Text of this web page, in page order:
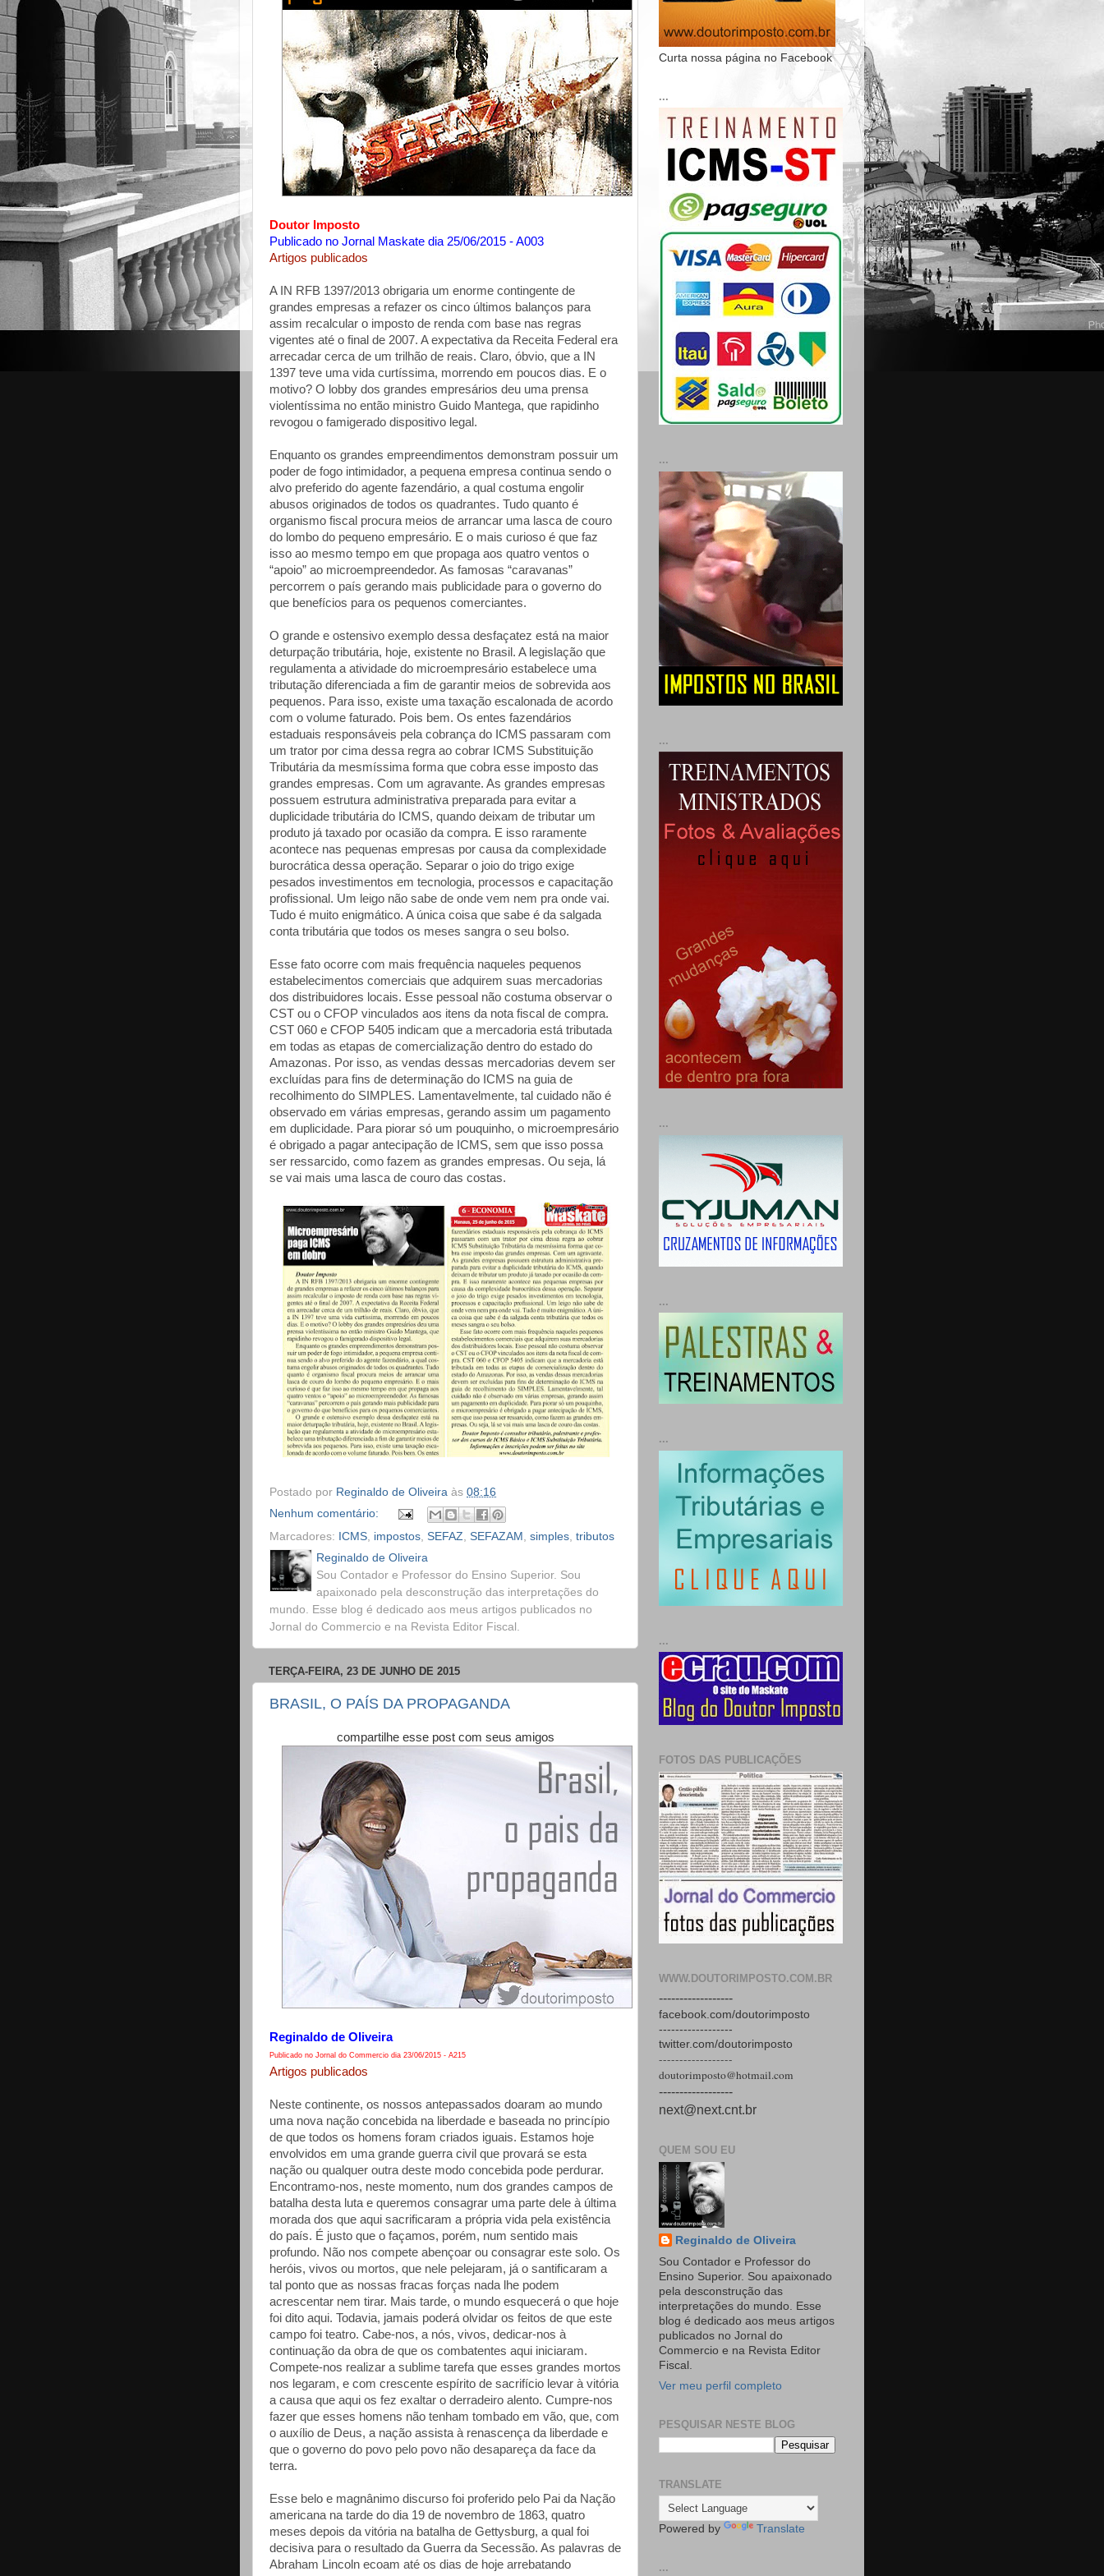
Doutor Imposto
Publicado no Jornal Maskate dia 25/06/2015 - A003
Artigos publicados
A IN RFB 1397/2013 obrigaria um enorme contingente de
grandes empresas a refazer os cinco últimos balanços para
assim recalcular o imposto de renda com base nas regras
vigentes até o final de 2007. A expectativa da Receita Federal era
arrecadar cerca de um trilhão de reais. Claro, óbvio, que a IN
1397 teve uma vida curtíssima, morrendo em poucos dias. E o
motivo? O lobby dos grandes empresários deu uma prensa
violentíssima no então ministro Guido Mantega, que rapidinho
revogou o famigerado dispositivo legal.
Enquanto os grandes empreendimentos demonstram possuir um
poder de fogo intimidador, a pequena empresa continua sendo o
alvo preferido do agente fazendário, a qual costuma engolir
abusos originados de todos os quadrantes. Tudo quanto é
organismo fiscal procura meios de arrancar uma lasca de couro
do lombo do pequeno empresário. E o mais curioso é que faz
isso ao mesmo tempo em que propaga aos quatro ventos o
“apoio” ao microempreendedor. As famosas “caravanas”
percorrem o país gerando mais publicidade para o governo do
que benefícios para os pequenos comerciantes.
O grande e ostensivo exemplo dessa desfaçatez está na maior
deturpação tributária, hoje, existente no Brasil. A legislação que
regulamenta a atividade do microempresário estabelece uma
tributação diferenciada a fim de garantir meios de sobrevida aos
pequenos. Para isso, existe uma taxação escalonada de acordo
com o volume faturado. Pois bem. Os entes fazendários
estaduais responsáveis pela cobrança do ICMS passaram com
um trator por cima dessa regra ao cobrar ICMS Substituição
Tributária da mesmíssima forma que cobra esse imposto das
grandes empresas. Com um agravante. As grandes empresas
possuem estrutura administrativa preparada para evitar a
duplicidade tributária do ICMS, quando deixam de tributar um
produto já taxado por ocasião da compra. E isso raramente
acontece nas pequenas empresas por causa da complexidade
burocrática dessa operação. Separar o joio do trigo exige
pesados investimentos em tecnologia, processos e capacitação
profissional. Um leigo não sabe de onde vem nem pra onde vai.
Tudo é muito enigmático. A única coisa que sabe é da salgada
conta tributária que todos os meses sangra o seu bolso.
Esse fato ocorre com mais frequência naqueles pequenos
estabelecimentos comerciais que adquirem suas mercadorias
dos distribuidores locais. Esse pessoal não costuma observar o
CST ou o CFOP vinculados aos itens da nota fiscal de compra.
CST 060 e CFOP 5405 indicam que a mercadoria está tributada
em todas as etapas de comercialização dentro do estado do
Amazonas. Por isso, as vendas dessas mercadorias devem ser
excluídas para fins de determinação do ICMS na guia de
recolhimento do SIMPLES. Lamentavelmente, tal cuidado não é
observado em várias empresas, gerando assim um pagamento
em duplicidade. Para piorar só um pouquinho, o microempresário
é obrigado a pagar antecipação de ICMS, sem que isso possa
ser ressarcido, como fazem as grandes empresas. Ou seja, lá
se vai mais uma lasca de couro das costas.
Postado por Reginaldo de Oliveira às 08:16
Nenhum comentário:
Marcadores: ICMS impostos SEFAZ SEFAZAM simples tributos
Reginaldo de Oliveira
Sou Contador e Professor do Ensino Superior. Sou
apaixonado pela desconstrução das interpretações do
mundo. Esse blog é dedicado aos meus artigos publicados no
Jornal do Commercio e na Revista Editor Fiscal.
TERÇA-FEIRA, 23 DE JUNHO DE 2015
BRASIL, O PAÍS DA PROPAGANDA
compartilhe esse post com seus amigos
Reginaldo de Oliveira
Publicado no Jornal do Commercio dia 23/06/2015 - A215
Artigos publicados
Neste continente, os nossos antepassados doaram ao mundo
uma nova nação concebida na liberdade e baseada no princípio
de que todos os homens foram criados iguais. Estamos hoje
envolvidos em uma grande guerra civil que provará se esta
nação ou qualquer outra deste modo concebida pode perdurar.
Encontramo-nos, neste momento, num dos grandes campos de
batalha desta luta e queremos consagrar uma parte dele à última
morada dos que aqui sacrificaram a própria vida pela existência
do país. É justo que o façamos, porém, num sentido mais
profundo. Não nos compete abençoar ou consagrar este solo. Os
heróis, vivos ou mortos, que nele pelejaram, já o santificaram a
tal ponto que as nossas fracas forças nada lhe podem
acrescentar nem tirar. Mais tarde, o mundo esquecerá o que hoje
foi dito aqui. Todavia, jamais poderá olvidar os feitos de que este
campo foi teatro. Cabe-nos, a nós, vivos, dedicar-nos à
continuação da obra de que os combatentes aqui iniciaram.
Compete-nos realizar a sublime tarefa que esses grandes mortos
nos legaram, e com crescente espírito de sacrifício levar à vitória
a causa que aqui os fez exaltar o derradeiro alento. Cumpre-nos
fazer que esses homens não tenham tombado em vão, que, com
o auxílio de Deus, a nação assista à renascença da liberdade e
que o governo do povo pelo povo não desapareça da face da
terra.
Esse belo e magnânimo discurso foi proferido pelo Pai da Nação
americana na tarde do dia 19 de novembro de 1863, quatro
meses depois da vitória na batalha de Gettysburg, a qual foi
decisiva para o resultado da Guerra da Secessão. As palavras de
Abraham Lincoln ecoam até os dias de hoje arrebatando
Curta nossa página no Facebook
...
...
...
...
...
...
...
FOTOS DAS PUBLICAÇÕES
WWW.DOUTORIMPOSTO.COM.BR
------------------
facebook.com/doutorimposto
------------------
twitter.com/doutorimposto
------------------
doutorimposto@hotmail.com
------------------
next@next.cnt.br
QUEM SOU EU
Reginaldo de Oliveira
Sou Contador e Professor do
Ensino Superior. Sou apaixonado
pela desconstrução das
interpretações do mundo. Esse
blog é dedicado aos meus artigos
publicados no Jornal do
Commercio e na Revista Editor
Fiscal.
Ver meu perfil completo
PESQUISAR NESTE BLOG
TRANSLATE
Powered by Translate
...